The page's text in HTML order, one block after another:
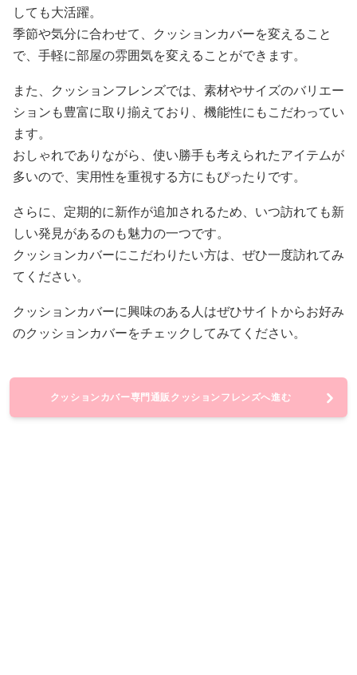
しても大活躍。
季節や気分に合わせて、クッションカバーを変えること
で、手軽に部屋の雰囲気を変えることができます。
また、クッションフレンズでは、素材やサイズのバリエー
ションも豊富に取り揃えており、機能性にもこだわってい
ます。
おしゃれでありながら、使い勝手も考えられたアイテムが
多いので、実用性を重視する方にもぴったりです。
さらに、定期的に新作が追加されるため、いつ訪れても新
しい発見があるのも魅力の一つです。
クッションカバーにこだわりたい方は、ぜひ一度訪れてみ
てください。
クッションカバーに興味のある人はぜひサイトからお好み
のクッションカバーをチェックしてみてください。
クッションカバー専門通販クッションフレンズへ進む